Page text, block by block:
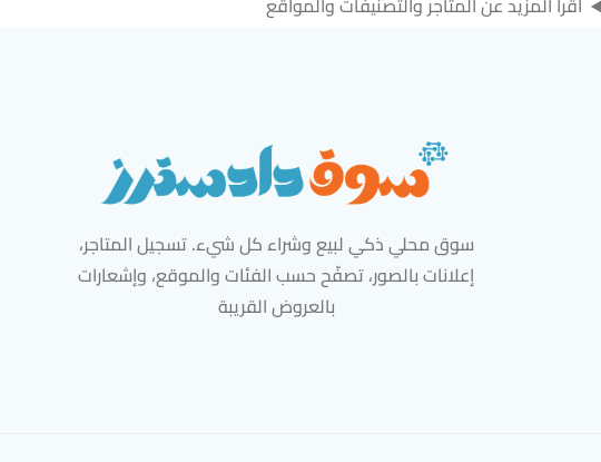
سوق محلي ذكي لبيع وشراء كل شيء. تسجيل المتاجر،
إعلانات بالصور، تصفّح حسب الفئات والموقع، وإشعارات
بالعروض القريبة